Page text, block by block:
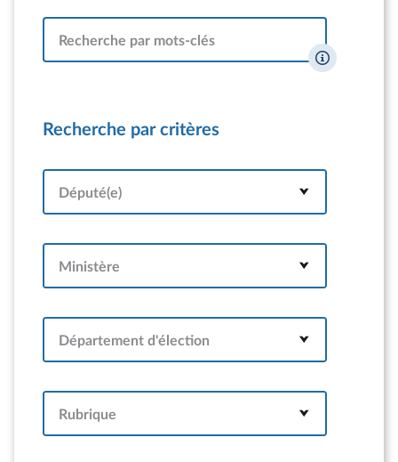
Recherche par mots-clés
Recherche par critères
Député(e)
Ministère
Département d'élection
Rubrique